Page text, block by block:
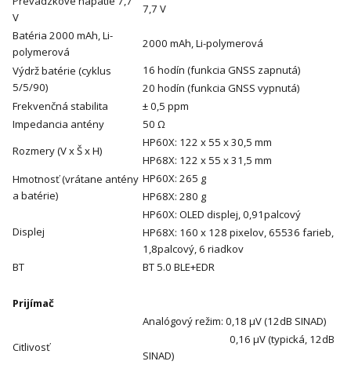
V
7,7 V
Batéria 2000 mAh, Li-
polymerová
2000 mAh, Li-polymerová
Výdrž batérie (cyklus
5/5/90)
16 hodín (funkcia GNSS zapnutá)
20 hodín (funkcia GNSS vypnutá)
Frekvenčná stabilita
± 0,5 ppm
Impedancia antény
50 Ω
Rozmery (V x Š x H)
HP60X: 122 x 55 x 30,5 mm
HP68X: 122 x 55 x 31,5 mm
Hmotnosť (vrátane antény
a batérie)
HP60X: 265 g
HP68X: 280 g
Displej
HP60X: OLED displej, 0,91palcový
HP68X: 160 x 128 pixelov, 65536 farieb,
1,8palcový, 6 riadkov
BT
BT 5.0 BLE+EDR
Prijímač
Citlivosť
Analógový režim: 0,18 μV (12dB SINAD)
0,16 μV (typická, 12dB
SINAD)